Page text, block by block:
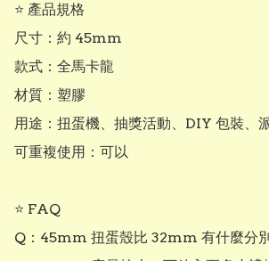
⭐ 產品規格
尺寸：約 45mm
款式：全馬卡龍
材質：塑膠
用途：扭蛋機、抽獎活動、DIY 包裝、
可重複使用：可以
⭐ FAQ
Q：45mm 扭蛋殼比 32mm 有什麼分